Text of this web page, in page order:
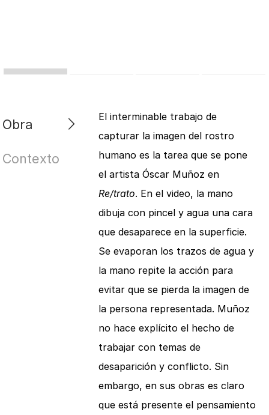
Obra
Contexto
El interminable trabajo de
capturar la imagen del rostro
humano es la tarea que se pone
el artista Óscar Muñoz en
Re/trato. En el video, la mano
dibuja con pincel y agua una cara
que desaparece en la superficie.
Se evaporan los trazos de agua y
la mano repite la acción para
evitar que se pierda la imagen de
la persona representada. Muñoz
no hace explícito el hecho de
trabajar con temas de
desaparición y conflicto. Sin
embargo, en sus obras es claro
que está presente el pensamiento